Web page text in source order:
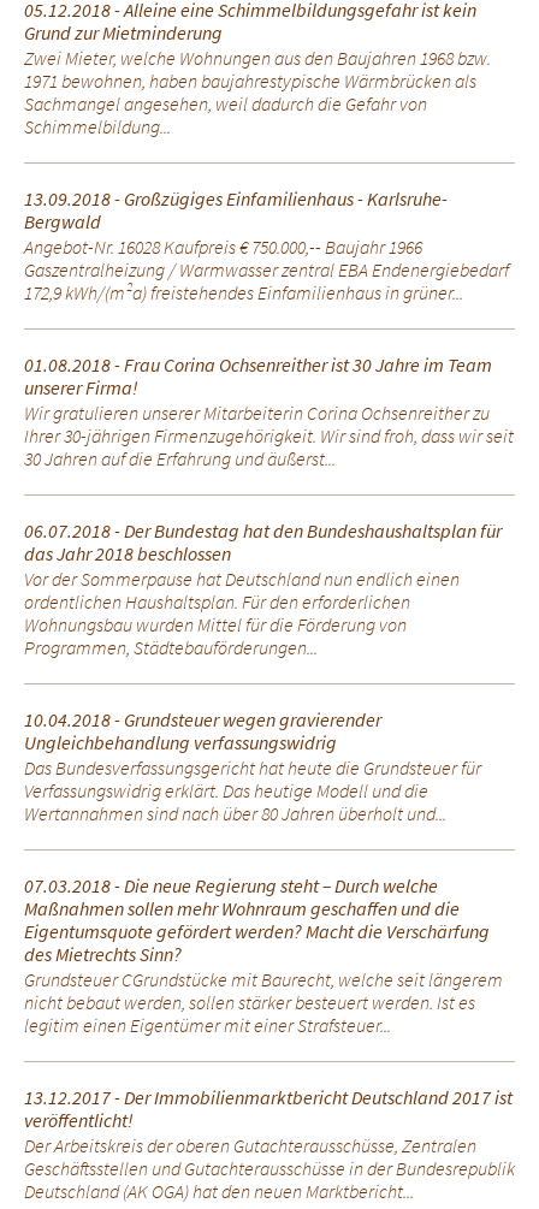
05.12.2018 - Alleine eine Schimmelbildungsgefahr ist kein
Grund zur Mietminderung
Zwei Mieter, welche Wohnungen aus den Baujahren 1968 bzw.
1971 bewohnen, haben baujahrestypische Wärmbrücken als
Sachmangel angesehen, weil dadurch die Gefahr von
Schimmelbildung...
13.09.2018 - Großzügiges Einfamilienhaus - Karlsruhe-
Bergwald
Angebot-Nr. 16028 Kaufpreis € 750.000,-- Baujahr 1966
Gaszentralheizung / Warmwasser zentral EBA Endenergiebedarf
172,9 kWh/(m²a) freistehendes Einfamilienhaus in grüner...
01.08.2018 - Frau Corina Ochsenreither ist 30 Jahre im Team
unserer Firma!
Wir gratulieren unserer Mitarbeiterin Corina Ochsenreither zu
Ihrer 30-jährigen Firmenzugehörigkeit. Wir sind froh, dass wir seit
30 Jahren auf die Erfahrung und äußerst...
06.07.2018 - Der Bundestag hat den Bundeshaushaltsplan für
das Jahr 2018 beschlossen
Vor der Sommerpause hat Deutschland nun endlich einen
ordentlichen Haushaltsplan. Für den erforderlichen
Wohnungsbau wurden Mittel für die Förderung von
Programmen, Städtebauförderungen...
10.04.2018 - Grundsteuer wegen gravierender
Ungleichbehandlung verfassungswidrig
Das Bundesverfassungsgericht hat heute die Grundsteuer für
Verfassungswidrig erklärt. Das heutige Modell und die
Wertannahmen sind nach über 80 Jahren überholt und...
07.03.2018 - Die neue Regierung steht – Durch welche
Maßnahmen sollen mehr Wohnraum geschaffen und die
Eigentumsquote gefördert werden? Macht die Verschärfung
des Mietrechts Sinn?
Grundsteuer CGrundstücke mit Baurecht, welche seit längerem
nicht bebaut werden, sollen stärker besteuert werden. Ist es
legitim einen Eigentümer mit einer Strafsteuer...
13.12.2017 - Der Immobilienmarktbericht Deutschland 2017 ist
veröffentlicht!
Der Arbeitskreis der oberen Gutachterausschüsse, Zentralen
Geschäftsstellen und Gutachterausschüsse in der Bundesrepublik
Deutschland (AK OGA) hat den neuen Marktbericht...